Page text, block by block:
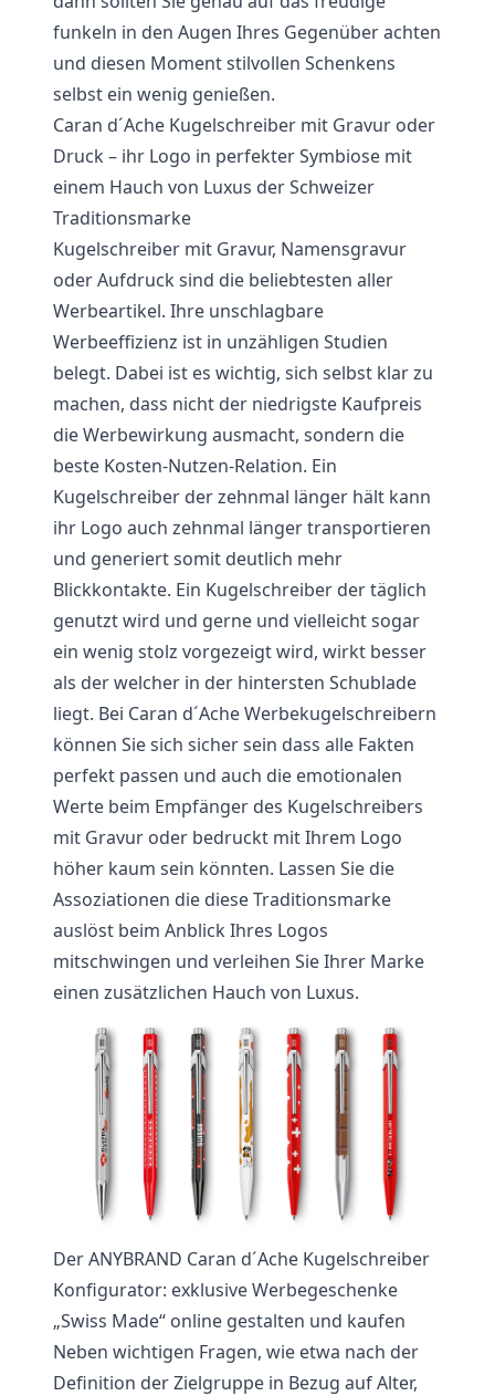
funkeln in den Augen Ihres Gegenüber achten
und diesen Moment stilvollen Schenkens
selbst ein wenig genießen.
Caran d´Ache Kugelschreiber mit Gravur oder
Druck – ihr Logo in perfekter Symbiose mit
einem Hauch von Luxus der Schweizer
Traditionsmarke
Kugelschreiber mit Gravur, Namensgravur
oder Aufdruck sind die beliebtesten aller
Werbeartikel. Ihre unschlagbare
Werbeeffizienz ist in unzähligen Studien
belegt. Dabei ist es wichtig, sich selbst klar zu
machen, dass nicht der niedrigste Kaufpreis
die Werbewirkung ausmacht, sondern die
beste Kosten-Nutzen-Relation. Ein
Kugelschreiber der zehnmal länger hält kann
ihr Logo auch zehnmal länger transportieren
und generiert somit deutlich mehr
Blickkontakte. Ein Kugelschreiber der täglich
genutzt wird und gerne und vielleicht sogar
ein wenig stolz vorgezeigt wird, wirkt besser
als der welcher in der hintersten Schublade
liegt. Bei Caran d´Ache Werbekugelschreibern
können Sie sich sicher sein dass alle Fakten
perfekt passen und auch die emotionalen
Werte beim Empfänger des Kugelschreibers
mit Gravur oder bedruckt mit Ihrem Logo
höher kaum sein könnten. Lassen Sie die
Assoziationen die diese Traditionsmarke
auslöst beim Anblick Ihres Logos
mitschwingen und verleihen Sie Ihrer Marke
einen zusätzlichen Hauch von Luxus.
Der ANYBRAND Caran d´Ache Kugelschreiber
Konfigurator: exklusive Werbegeschenke
„Swiss Made“ online gestalten und kaufen
Neben wichtigen Fragen, wie etwa nach der
Definition der Zielgruppe in Bezug auf Alter,